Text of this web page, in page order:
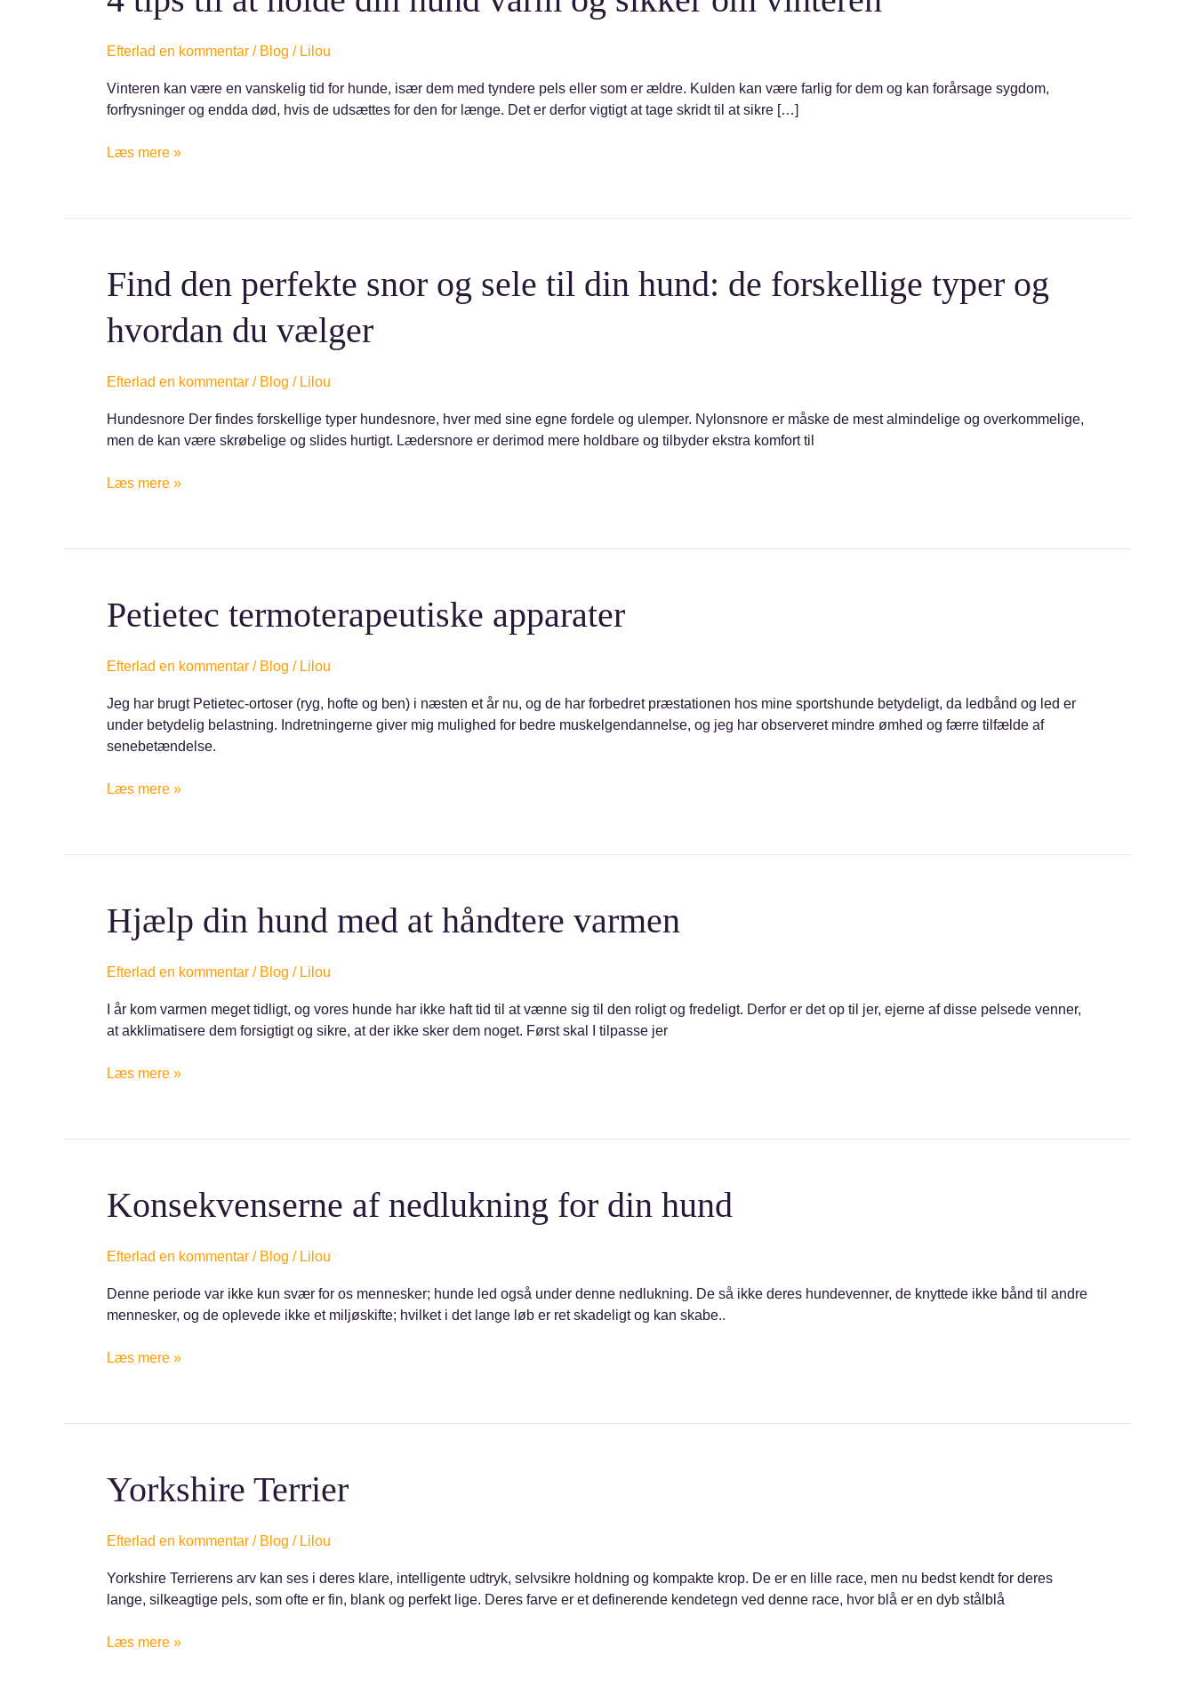
Efterlad en kommentar / Blog / Lilou
Vinteren kan være en vanskelig tid for hunde, især dem med tyndere pels eller som er ældre. Kulden kan være farlig for dem og kan forårsage sygdom,
forfrysninger og endda død, hvis de udsættes for den for længe. Det er derfor vigtigt at tage skridt til at sikre […]
tips
at
din
hund
og
vinteren
Læs mere »
Find den perfekte snor og sele til din hund: de forskellige typer og
hvordan du vælger
Efterlad en kommentar / Blog / Lilou
Hundesnore Der findes forskellige typer hundesnore, hver med sine egne fordele og ulemper. Nylonsnore er måske de mest almindelige og overkommelige,
men de kan være skrøbelige og slides hurtigt. Lædersnore er derimod mere holdbare og tilbyder ekstra komfort til
Find
den
snor
sele
din
hund:
forskellige
hvordan
Læs mere »
Petietec termoterapeutiske apparater
Efterlad en kommentar / Blog / Lilou
Jeg har brugt Petietec-ortoser (ryg, hofte og ben) i næsten et år nu, og de har forbedret præstationen hos mine sportshunde betydeligt, da ledbånd og led er
under betydelig belastning. Indretningerne giver mig mulighed for bedre muskelgendannelse, og jeg har observeret mindre ømhed og færre tilfælde af
senebetændelse.
Petietec
termoterapeutiske
Læs mere »
Hjælp din hund med at håndtere varmen
Efterlad en kommentar / Blog / Lilou
I år kom varmen meget tidligt, og vores hunde har ikke haft tid til at vænne sig til den roligt og fredeligt. Derfor er det op til jer, ejerne af disse pelsede venner,
at akklimatisere dem forsigtigt og sikre, at der ikke sker dem noget. Først skal I tilpasse jer
Hjælp
din
med
håndtere
varmen
Læs mere »
Konsekvenserne af nedlukning for din hund
Efterlad en kommentar / Blog / Lilou
Denne periode var ikke kun svær for os mennesker; hunde led også under denne nedlukning. De så ikke deres hundevenner, de knyttede ikke bånd til andre
mennesker, og de oplevede ikke et miljøskifte; hvilket i det lange løb er ret skadeligt og kan skabe..
Konsekvenserne
af
for
hund
Læs mere »
Yorkshire Terrier
Efterlad en kommentar / Blog / Lilou
Yorkshire Terrierens arv kan ses i deres klare, intelligente udtryk, selvsikre holdning og kompakte krop. De er en lille race, men nu bedst kendt for deres
lange, silkeagtige pels, som ofte er fin, blank og perfekt lige. Deres farve er et definerende kendetegn ved denne race, hvor blå er en dyb stålblå
Yorkshire
Terrier
Læs mere »